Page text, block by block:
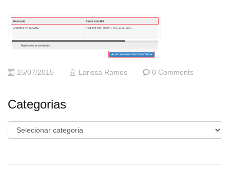
15/07/2015 Larissa Ramos 0 Comments
Categorias
Categorias